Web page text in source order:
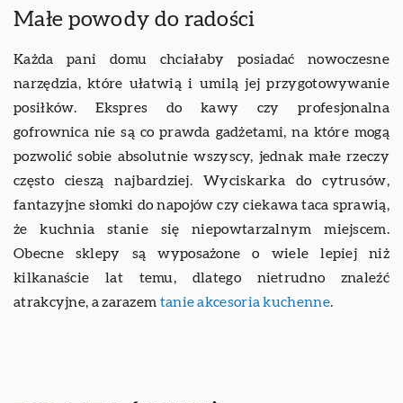
Małe powody do radości
Każda pani domu chciałaby posiadać nowoczesne
narzędzia, które ułatwią i umilą jej przygotowywanie
posiłków. Ekspres do kawy czy profesjonalna
gofrownica nie są co prawda gadżetami, na które mogą
pozwolić sobie absolutnie wszyscy, jednak małe rzeczy
często cieszą najbardziej. Wyciskarka do cytrusów,
fantazyjne słomki do napojów czy ciekawa taca sprawią,
że kuchnia stanie się niepowtarzalnym miejscem.
Obecne sklepy są wyposażone o wiele lepiej niż
kilkanaście lat temu, dlatego nietrudno znaleźć
atrakcyjne, a zarazem tanie akcesoria kuchenne.